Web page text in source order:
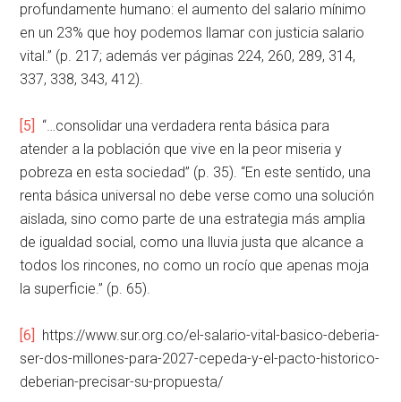
profundamente humano: el aumento del salario mínimo
en un 23% que hoy podemos llamar con justicia salario
vital.” (p. 217; además ver páginas 224, 260, 289, 314,
337, 338, 343, 412).
[5] “…consolidar una verdadera renta básica para
atender a la población que vive en la peor miseria y
pobreza en esta sociedad” (p. 35). “En este sentido, una
renta básica universal no debe verse como una solución
aislada, sino como parte de una estrategia más amplia
de igualdad social, como una lluvia justa que alcance a
todos los rincones, no como un rocío que apenas moja
la superficie.” (p. 65).
[6] https://www.sur.org.co/el-salario-vital-basico-deberia-
ser-dos-millones-para-2027-cepeda-y-el-pacto-historico-
deberian-precisar-su-propuesta/